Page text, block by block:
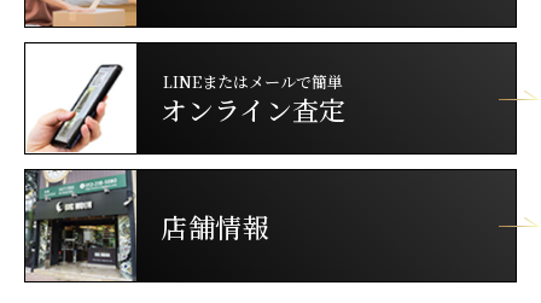
LINEまたはメールで簡単
オンライン査定
店舗情報